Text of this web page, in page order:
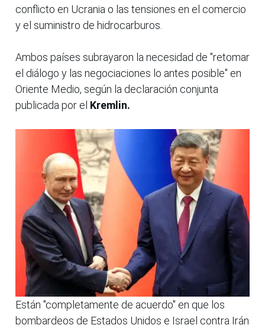
conflicto en Ucrania o las tensiones en el comercio
y el suministro de hidrocarburos.
Ambos países subrayaron la necesidad de "retomar
el diálogo y las negociaciones lo antes posible" en
Oriente Medio, según la declaración conjunta
publicada por el Kremlin.
Están "completamente de acuerdo" en que los
bombardeos de Estados Unidos e Israel contra Irán